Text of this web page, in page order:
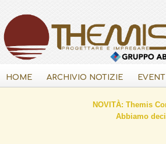
HOME ARCHIVIO NOTIZIE
NOVITÀ: Themis
Abbiamo